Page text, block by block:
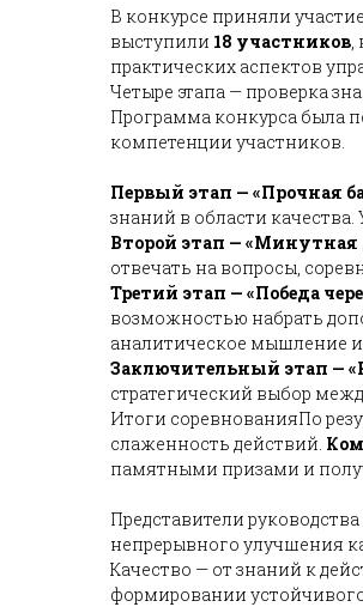
В конкурсе приняли участие
выступили 18 участников,
практических аспектов
Четыре этапа — проверка
Программа конкурса была
компетенции участников.
Первый этап — «Прочная
знаний в области
Второй этап — «Минутная
отвечать на вопросы,
Третий этап — «Победа
возможностью набрать
аналитическое мышление
Заключительный этап —
стратегический выбор
Итоги соревнованияПо
слаженность действий.
памятными призами и
Представители
непрерывного улучшения
Качество — от знаний к
формировании